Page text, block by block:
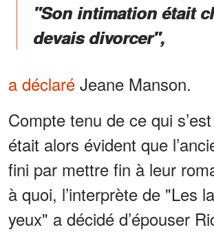
"Son intimation était
devais divorcer",
a déclaré Jeane Manson.
Compte tenu de ce qui
était alors évident que
fini par mettre fin à leur
à quoi, l’interprète de "Les
yeux" a décidé d’épouser